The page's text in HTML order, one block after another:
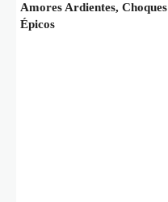
Amores Ardientes, Choques
Épicos